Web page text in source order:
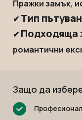
Екскурзии в Русия
Екскурзии в
Екскурзии в
Екскурзии в
Парагвай
Сингапур
Тайланд
Пражки замък,
✔ Тип
✔ Подходяща
романтични
Защо да